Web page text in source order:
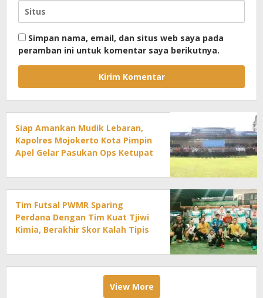
Simpan nama, email, dan situs web saya pada
peramban ini untuk komentar saya berikutnya.
Siap Amankan Mudik Lebaran,
Kapolres Mojokerto Kota Pimpin
Apel Gelar Pasukan Ops Ketupat
Tim Futsal PWMR Sparing
Perdana Dengan Tim Kuat Tjiwi
Kimia, Berakhir Skor Kalah Tipis
View More